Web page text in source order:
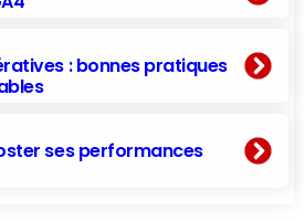
: bonnes pratiques
ses performances